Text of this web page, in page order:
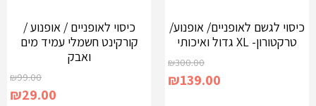
כיסוי לגשם לאופניים/ אופנוע/
טרקטורון- XL גדול ואיכותי
₪300.00
₪139.00
כיסוי לאופניים / אופנוע /
קורקינט חשמלי עמיד מים
ואבק
₪99.00
₪29.00